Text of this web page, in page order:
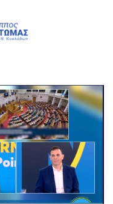
Τελευταία Νέα
μας!